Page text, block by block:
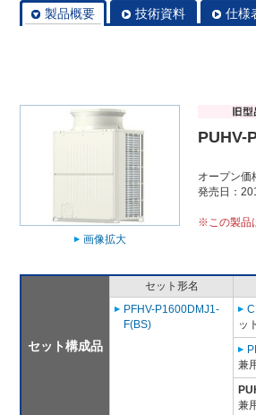
製品概要 技術資料 仕様
画像拡大
PUHV-
オープン価
発売日：
※この製品
セット構成品
セット形名
PFHV-P1600DMJ1-
F(BS)
ッ
兼
兼